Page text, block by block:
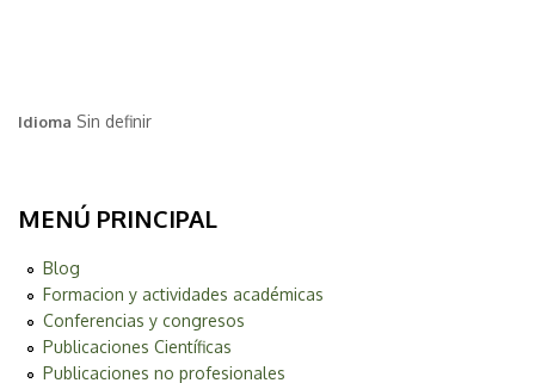
Idioma Sin definir
MENÚ PRINCIPAL
Blog
Formacion y actividades académicas
Conferencias y congresos
Publicaciones Científicas
Publicaciones no profesionales